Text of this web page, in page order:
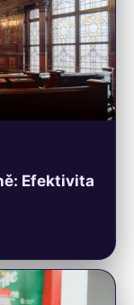
Efektivita